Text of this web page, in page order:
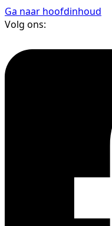
Ga naar hoofdinhoud
Volg ons: